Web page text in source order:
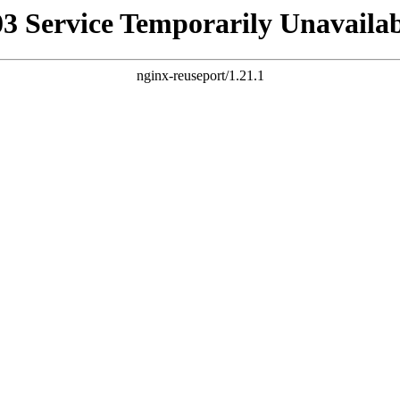
Service Temporarily
nginx-reuseport/1.21.1